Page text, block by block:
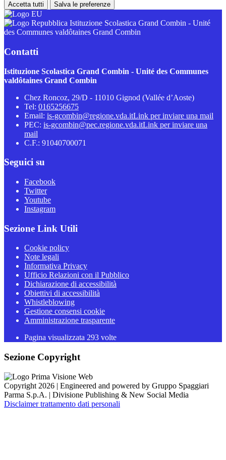
Accetta tutti Salva le preferenze
Istituzione Scolastica Grand Combin - Unité
des Communes valdôtaines Grand Combin
Contatti
Istituzione Scolastica Grand Combin - Unité des Communes
valdôtaines Grand Combin
Chez Roncoz, 29/D - 11010 Gignod (Vallée d’Aoste)
Tel: 0165256675
Email: is-gcombin@regione.vda.itLink per inviare una mail
PEC: is-gcombin@pec.regione.vda.itLink per inviare una
mail
C.F.: 91040700071
Seguici su
Facebook
Twitter
Youtube
Instagram
Sezione Link Utili
Cookie policy
Note legali
Informativa Privacy
Ufficio Relazioni con il Pubblico
Dichiarazione di accessibilità
Obiettivi di accessibilità
Whistleblowing
Gestione consensi cookie
Amministrazione trasparente
Pagina visualizzata 293 volte
Sezione Copyright
Copyright 2026 | Engineered and powered by Gruppo Spaggiari
Parma S.p.A. | Divisione Publishing & New Social Media
Disclaimer trattamento dati personali